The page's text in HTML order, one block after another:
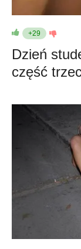
+29
Dzień
część